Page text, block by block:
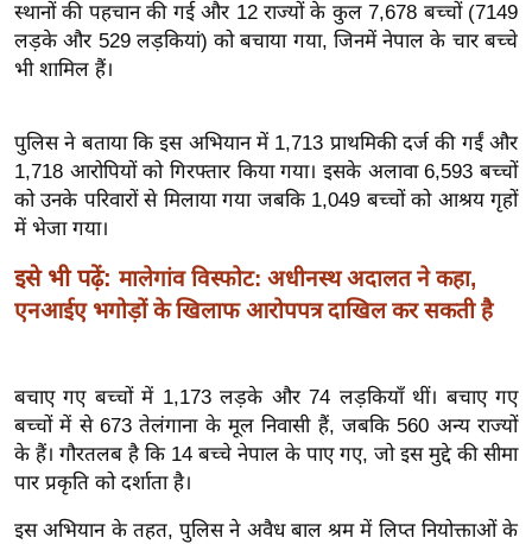
बे
मि
सा
श
ख्सि
य
त
यं
ग
या
सा
हि
त्य
ज
स्थानों की पहचान की गई और 12 राज्यों के कुल 7,678 बच्चों (7149
लड़के और 529 लड़कियां) को बचाया गया, जिनमें नेपाल के चार बच्चे
भी शामिल हैं।
पुलिस ने बताया कि इस अभियान में 1,713 प्राथमिकी दर्ज की गईं और
1,718 आरोपियों को गिरफ्तार किया गया। इसके अलावा 6,593 बच्चों
को उनके परिवारों से मिलाया गया जबकि 1,049 बच्चों को आश्रय गृहों
में भेजा गया।
इसे भी पढ़ें: मालेगांव विस्फोट: अधीनस्थ अदालत ने कहा,
एनआईए भगोड़ों के खिलाफ आरोपपत्र दाखिल कर सकती है
बचाए गए बच्चों में 1,173 लड़के और 74 लड़कियाँ थीं। बचाए गए
बच्चों में से 673 तेलंगाना के मूल निवासी हैं, जबकि 560 अन्य राज्यों
के हैं। गौरतलब है कि 14 बच्चे नेपाल के पाए गए, जो इस मुद्दे की सीमा
पार प्रकृति को दर्शाता है।
इस अभियान के तहत, पुलिस ने अवैध बाल श्रम में लिप्त नियोक्ताओं के